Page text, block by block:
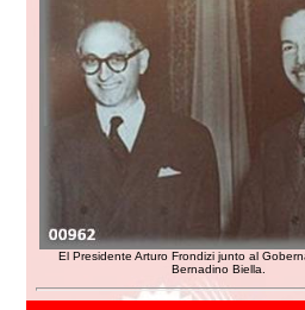
El Presidente Arturo Frondizi junto al
Bernadino Biella.